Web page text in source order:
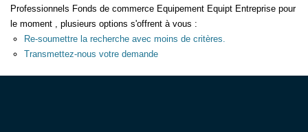
NOTRE AGENCE
Présentation
Créer une alerte
Professionnels Fonds de commerce Equipement Equipt Entreprise pour
le moment , plusieurs options s'offrent à vous :
Re-soumettre la recherche avec moins de critères.
Transmettez-nous votre demande